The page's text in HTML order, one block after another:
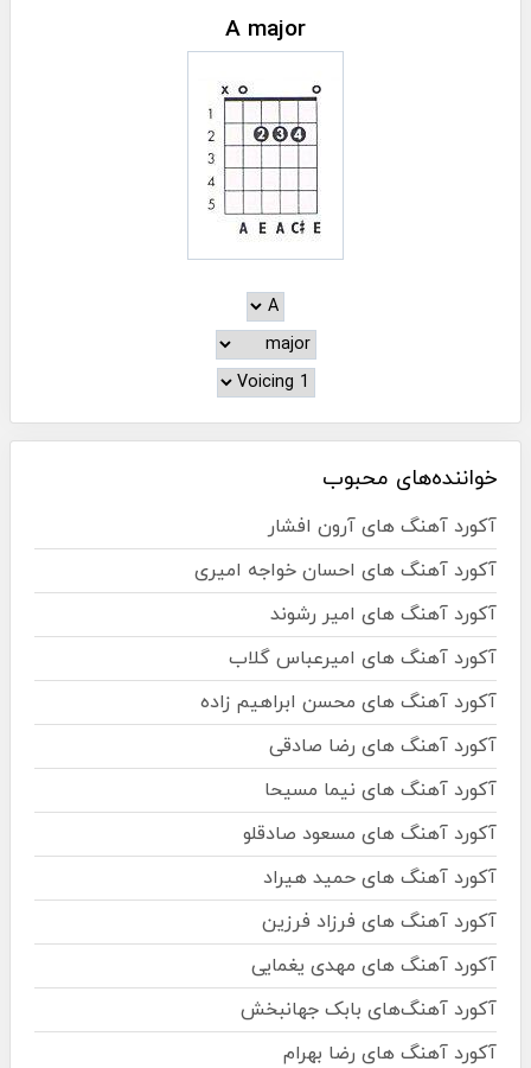
A major
خواننده‌های محبوب
آکورد آهنگ های آرون افشار
آکورد آهنگ های احسان خواجه امیری
آکورد آهنگ های امیر رشوند
آکورد آهنگ های امیرعباس گلاب
آکورد آهنگ های محسن ابراهیم زاده
آکورد آهنگ های رضا صادقی
آکورد آهنگ های نیما مسیحا
آکورد آهنگ های مسعود صادقلو
آکورد آهنگ های حمید هیراد
آکورد آهنگ های فرزاد فرزین
آکورد آهنگ های مهدی یغمایی
آکورد آهنگ‌های بابک جهانبخش
آکورد آهنگ های رضا بهرام